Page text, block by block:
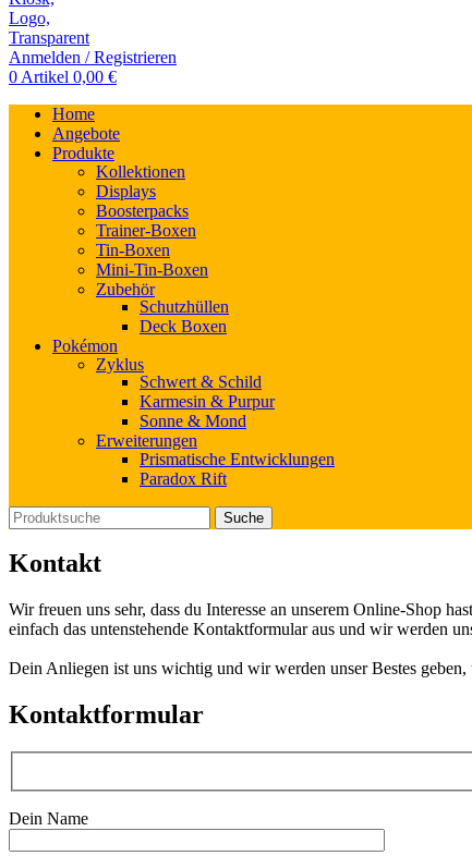
Anmelden / Registrieren
0 Artikel 0,00 €
Home
Angebote
Produkte
Kollektionen
Displays
Boosterpacks
Trainer-Boxen
Tin-Boxen
Mini-Tin-Boxen
Zubehör
Schutzhüllen
Deck Boxen
Pokémon
Zyklus
Schwert & Schild
Karmesin & Purpur
Sonne & Mond
Erweiterungen
Prismatische Entwicklungen
Paradox Rift
Suche
Kontakt
Wir freuen uns sehr, dass du Interesse an unserem Online-Shop
einfach das untenstehende Kontaktformular aus und wir werden
Dein Anliegen ist uns wichtig und wir werden unser Bestes
Kontaktformular
Dein Name